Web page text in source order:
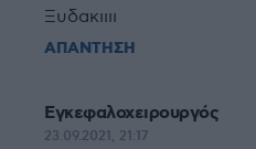
Ξυδακιιιι
ΑΠΑΝΤΗΣΗ
Εγκεφαλοχειρουργός
23.09.2021, 21:17